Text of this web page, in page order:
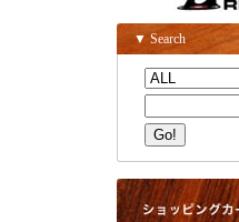
▼ Search